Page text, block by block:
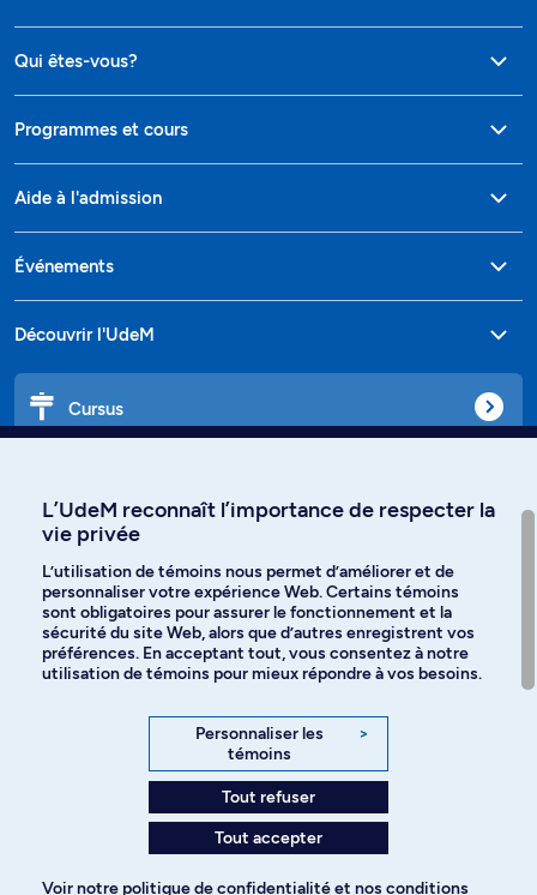
Qui êtes-vous?
Programmes et cours
Aide à l'admission
Événements
Découvrir l'UdeM
Cursus
Langues
Facebook Instagram
YouTube
Politique de confidentialité
L’UdeM reconnaît l’importance de respecter la
vie privée
L’utilisation de témoins nous permet d’améliorer et de
personnaliser votre expérience Web. Certains témoins
sont obligatoires pour assurer le fonctionnement et la
sécurité du site Web, alors que d’autres enregistrent vos
préférences. En acceptant tout, vous consentez à notre
utilisation de témoins pour mieux répondre à vos besoins.
Personnaliser les
témoins
>
Tout refuser
Tout accepter
Voir notre politique de confidentialitéet nos conditions